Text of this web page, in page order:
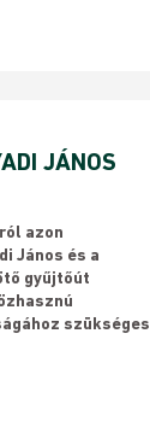
JÁNOS
azon
János és a
gyűjtőút
szükséges